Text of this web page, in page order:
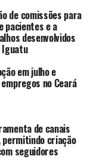
leitos de UTI em
para o Sistema
sido criado em
foi estipulada
de
era o
por um leito
de comissões para
pacientes e a
desenvolvidos
Iguatu
em julho e
no Ceará
de canais
criação
seguidores